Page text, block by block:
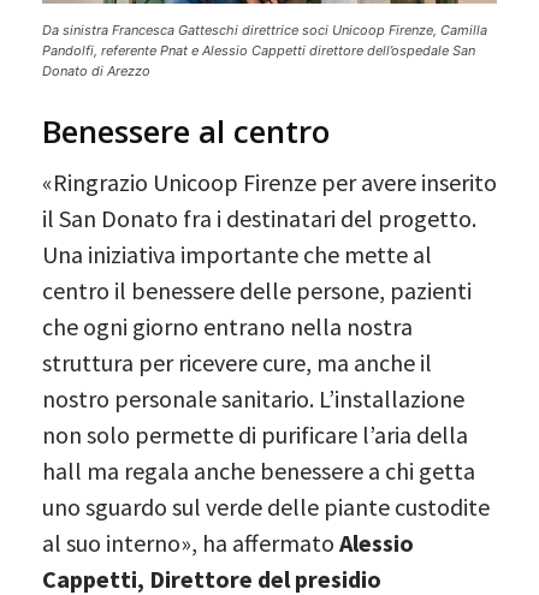
Da sinistra Francesca Gatteschi direttrice soci Unicoop Firenze, Camilla
Pandolfi, referente Pnat e Alessio Cappetti direttore dell’ospedale San
Donato di Arezzo
Benessere al centro
«Ringrazio Unicoop Firenze per avere inserito
il San Donato fra i destinatari del progetto.
Una iniziativa importante che mette al
centro il benessere delle persone, pazienti
che ogni giorno entrano nella nostra
struttura per ricevere cure, ma anche il
nostro personale sanitario. L’installazione
non solo permette di purificare l’aria della
hall ma regala anche benessere a chi getta
uno sguardo sul verde delle piante custodite
al suo interno», ha affermato Alessio
Cappetti, Direttore del presidio